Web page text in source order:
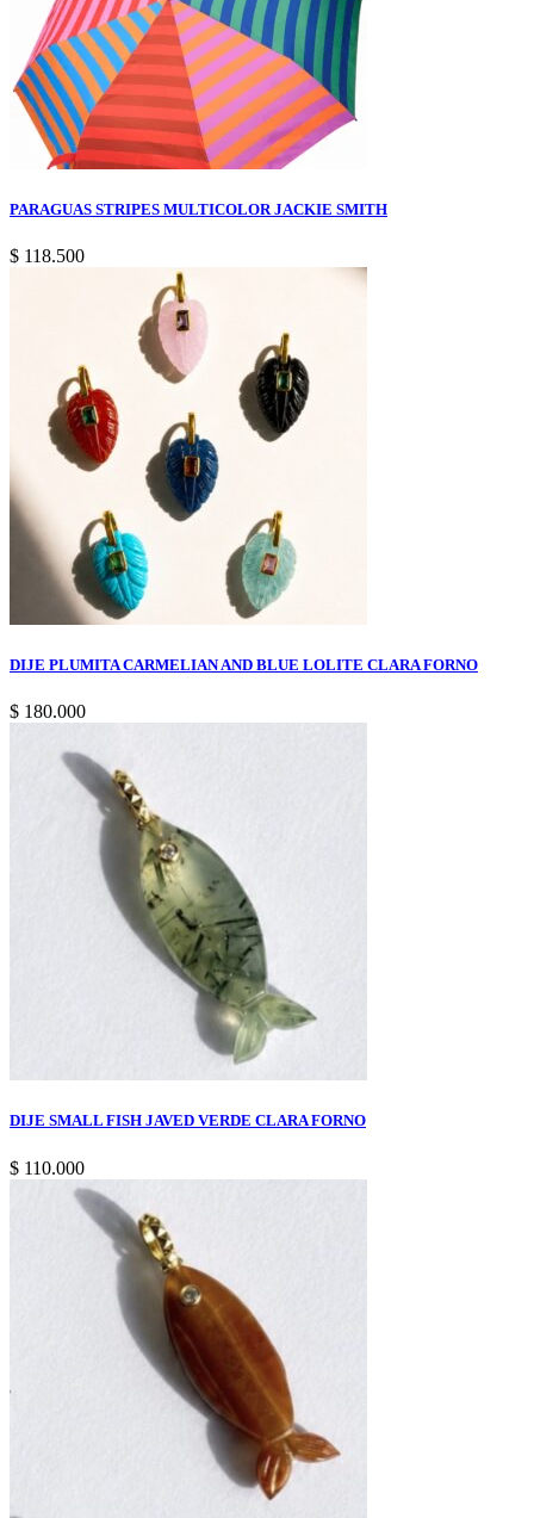
PARAGUAS STRIPES MULTICOLOR JACKIE SMITH
$ 118.500
DIJE PLUMITA CARMELIAN AND BLUE LOLITE CLARA FORNO
$ 180.000
DIJE SMALL FISH JAVED VERDE CLARA FORNO
$ 110.000